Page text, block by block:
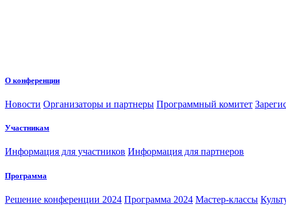
О конференции
Новости Организаторы и партнеры Программный комитет
Участникам
Информация для участников Информация для партнеров
Программа
Решение конференции 2024 Программа 2024 Мастер-классы